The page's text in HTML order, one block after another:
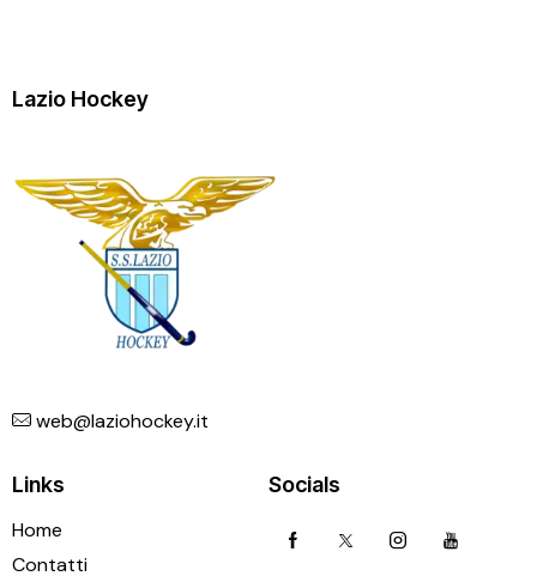
Lazio Hockey
web@laziohockey.it
Links
Home
Contatti
Socials